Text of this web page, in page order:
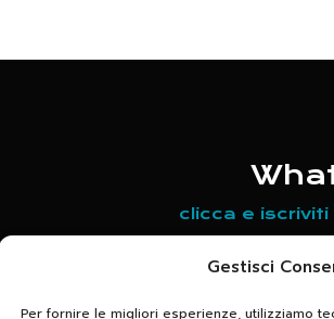
Gestisci
Per fornire le migliori esperienze, utilizziamo
clicca e iscriviti
Scrivici per maggiori